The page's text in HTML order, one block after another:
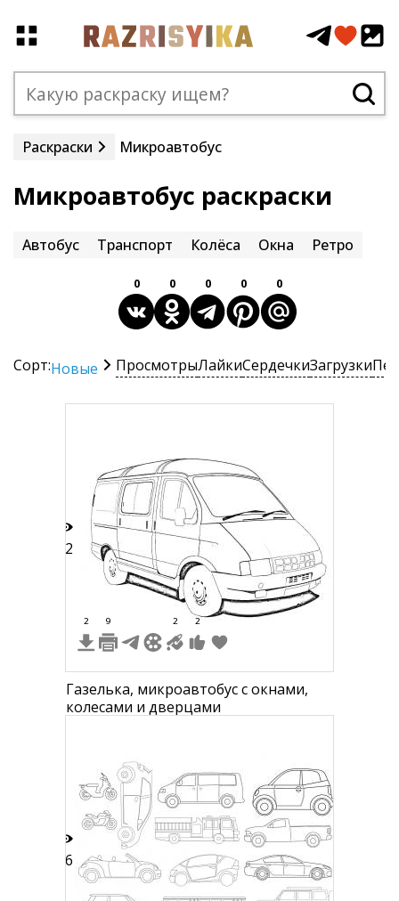
Раскраски Микроавтобус
Микроавтобус раскраски
Автобус Транспорт Колёса Окна Ретро
0 0 0 0 0
Сорт:Новые ПросмотрыЛайкиСердечкиЗагрузки
32
2 9 2 2
Газелька, микроавтобус с окнами,
колесами и дверцами
16